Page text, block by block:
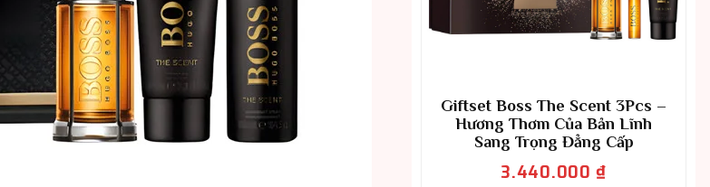
Giftset Boss The Scent 3Pcs –
Hương Thơm Của Bản Lĩnh
Sang Trọng Đẳng Cấp
3.440.000₫